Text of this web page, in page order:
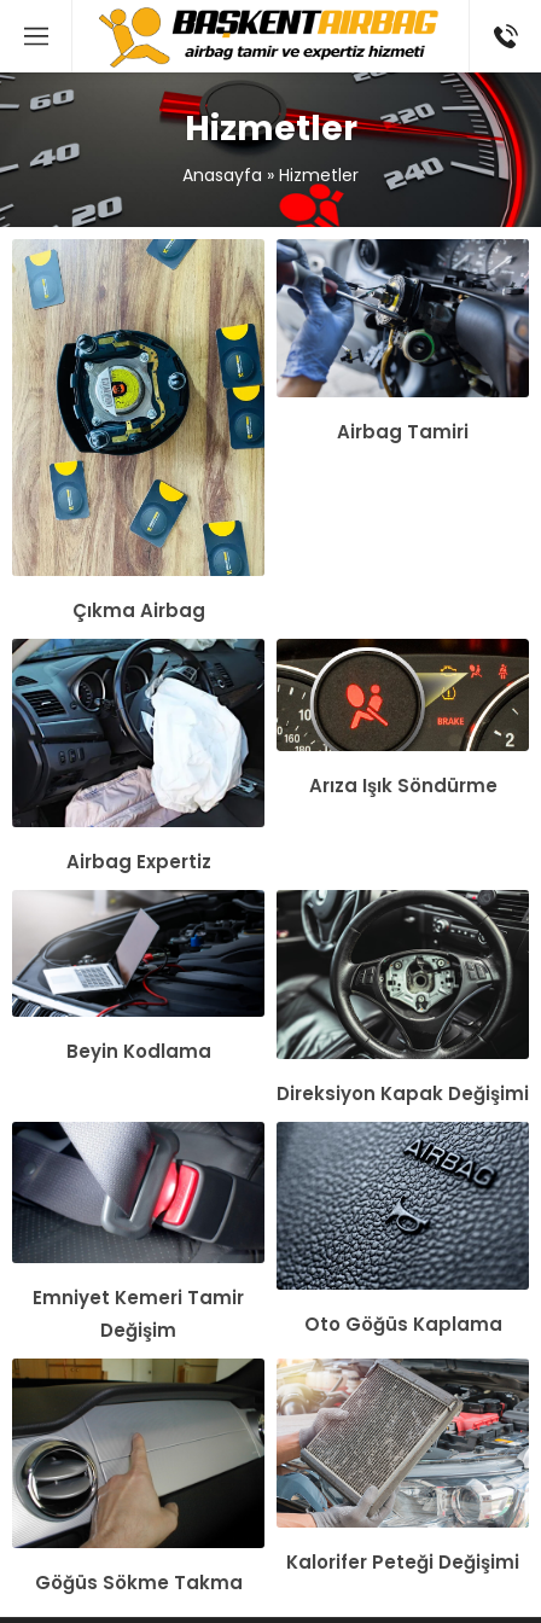
Hizmetler
Anasayfa » Hizmetler
Çıkma Airbag
Airbag Tamiri
Airbag Expertiz
Arıza Işık Söndürme
Beyin Kodlama
Direksiyon Kapak Değişimi
Emniyet Kemeri Tamir
Değişim
Oto Göğüs Kaplama
Göğüs Sökme Takma
Kalorifer Peteği Değişimi